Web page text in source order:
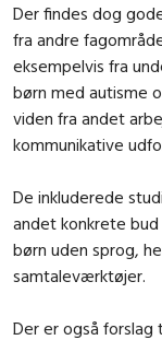
Der findes dog
fra andre
eksempelvis fra
børn med autisme
viden fra andet
kommunikative
De inkluderede
andet konkrete
børn uden sprog,
samtaleværktøjer.
Der er også forslag